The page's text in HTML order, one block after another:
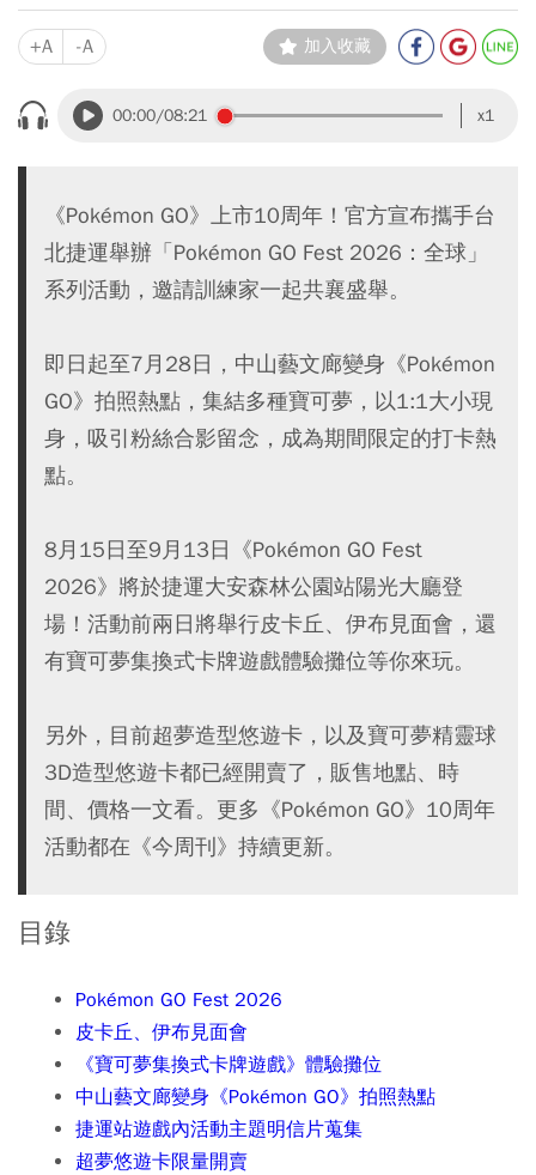
+A -A 加入收藏
00:00/08:21 x1
《Pokémon GO》上市10周年！官方宣布攜手台
北捷運舉辦「Pokémon GO Fest 2026：全球」
系列活動，邀請訓練家一起共襄盛舉。
即日起至7月28日，中山藝文廊變身《Pokémon
GO》拍照熱點，集結多種寶可夢，以1:1大小現
身，吸引粉絲合影留念，成為期間限定的打卡熱
點。
8月15日至9月13日《Pokémon GO Fest
2026》將於捷運大安森林公園站陽光大廳登
場！活動前兩日將舉行皮卡丘、伊布見面會，還
有寶可夢集換式卡牌遊戲體驗攤位等你來玩。
另外，目前超夢造型悠遊卡，以及寶可夢精靈球
3D造型悠遊卡都已經開賣了，販售地點、時
間、價格一文看。更多《Pokémon GO》10周年
活動都在《今周刊》持續更新。
目錄
Pokémon GO Fest 2026
皮卡丘、伊布見面會
《寶可夢集換式卡牌遊戲》體驗攤位
中山藝文廊變身《Pokémon GO》拍照熱點
捷運站遊戲內活動主題明信片蒐集
超夢悠遊卡限量開賣